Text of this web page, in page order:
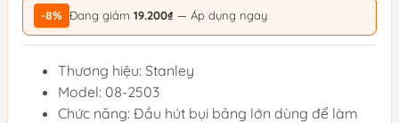
-8% Đang giảm 19.200₫ — Áp dụng ngay
Thương hiệu: Stanley
Model: 08-2503
Chức năng: Đầu hút bụi bảng lớn dùng để làm